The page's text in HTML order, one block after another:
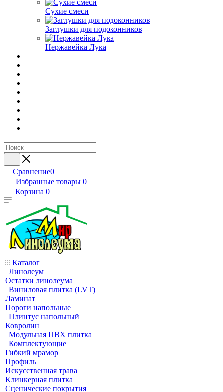
Сухие смеси
Заглушки для подоконников
Нержавейка Лука
Сравнение0
Избранные товары 0
Корзина 0
Каталог
Линолеум
Остатки линолеума
Виниловая плитка (LVT)
Ламинат
Пороги напольные
Плинтус напольный
Ковролин
Модульная ПВХ плитка
Комплектующие
Гибкий мрамор
Профиль
Искусственная трава
Клинкерная плитка
Сценические покрытия